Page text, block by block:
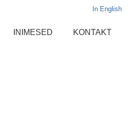
INIMESED KONTAKT
In English